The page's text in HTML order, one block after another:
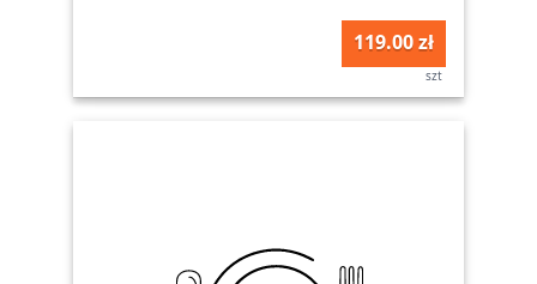
119.00 zł
szt